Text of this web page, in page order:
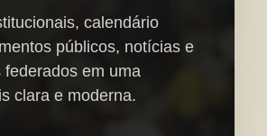
calendário
públicos, notícias e
em uma
clara e moderna.